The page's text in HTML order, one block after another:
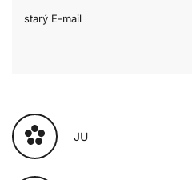
starý E-mail
JU